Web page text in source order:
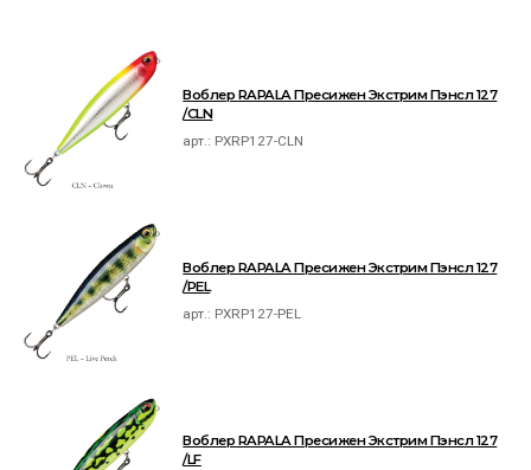
Воблер RAPALA Пресижен Экстрим Пэнсл 127
/CLN
арт.: PXRP127-CLN
Воблер RAPALA Пресижен Экстрим Пэнсл 127
/PEL
арт.: PXRP127-PEL
Воблер RAPALA Пресижен Экстрим Пэнсл 127
/LF